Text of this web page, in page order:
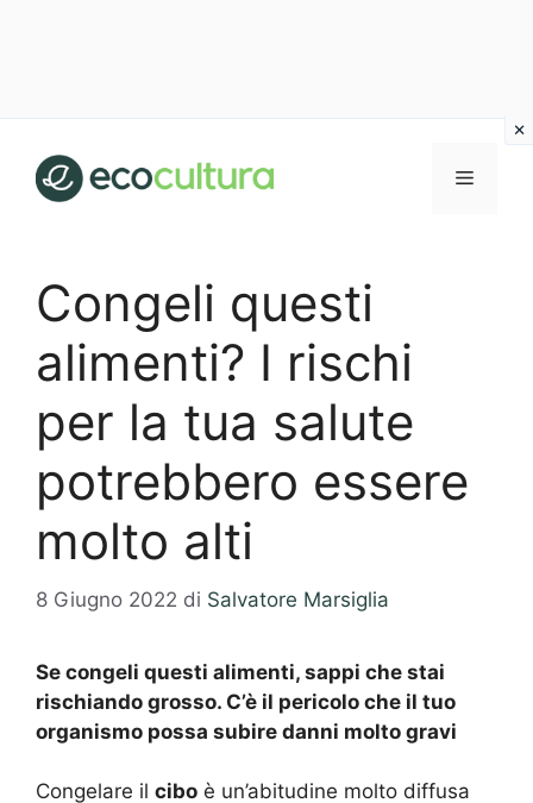
contenuto
MENU
Congeli questi
alimenti? I rischi
per la tua salute
potrebbero essere
molto alti
8 Giugno 2022 di Salvatore Marsiglia
Se congeli questi alimenti, sappi che stai
rischiando grosso. C’è il pericolo che il tuo
organismo possa subire danni molto gravi
Congelare il cibo è un’abitudine molto diffusa